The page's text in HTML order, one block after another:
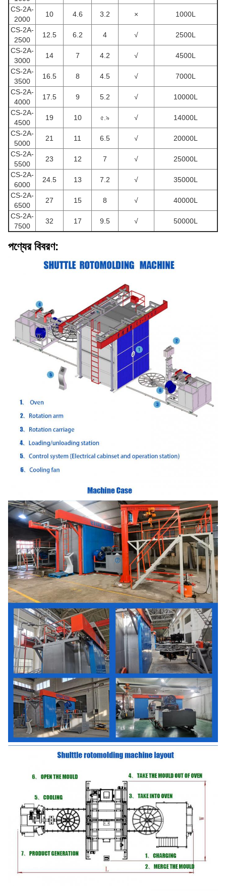
CS-2A-
2000
10 4.6 3.2 ×
1000L
CS-2A-
2500
12.5 6.2 4 √
2500L
CS-2A-
3000
14 7 4.2 √
4500L
CS-2A-
3500
16.5 8 4.5 √
7000L
CS-2A-
4000
17.5 9 5.2 √
10000L
CS-2A-
4500
19 10 ৫.৯ √
14000L
CS-2A-
5000
21 11 6.5 √
20000L
CS-2A-
5500
23 12 7 √
25000L
CS-2A-
6000
24.5 13 7.2 √
35000L
CS-2A-
6500
27 15 8 √
40000L
CS-2A-
7500
32 17 9.5 √ 50000L
পণ্যের বিবরণ: